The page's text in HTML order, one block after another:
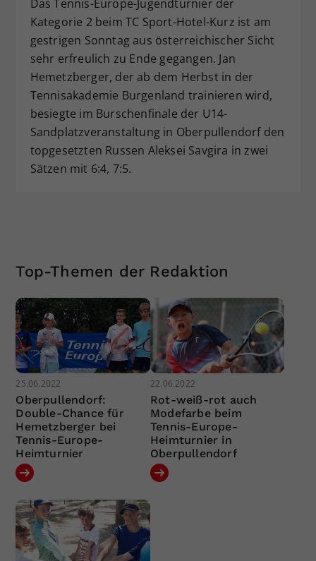
Das Tennis-Europe-Jugendturnier der
Kategorie 2 beim TC Sport-Hotel-Kurz ist am
gestrigen Sonntag aus österreichischer Sicht
sehr erfreulich zu Ende gegangen. Jan
Hemetzberger, der ab dem Herbst in der
Tennisakademie Burgenland trainieren wird,
besiegte im Burschenfinale der U14-
Sandplatzveranstaltung in Oberpullendorf den
topgesetzten Russen Aleksei Savgira in zwei
Sätzen mit 6:4, 7:5.
Top-Themen der Redaktion
25.06.2022
Oberpullendorf:
Double-Chance für
Hemetzberger bei
Tennis-Europe-
Heimturnier
22.06.2022
Rot-weiß-rot auch
Modefarbe beim
Tennis-Europe-
Heimturnier in
Oberpullendorf
Zweck
Dieser Wert speichert Ihre Consent-
Einstellungen. Unter anderem eine
zufällig generierte ID, für die
historische Speicherung Ihrer
vorgenommen Einstellungen, falls der
Webseiten-Betreiber dies eingestellt
hat.